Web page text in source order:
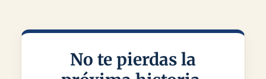
No te pierdas la